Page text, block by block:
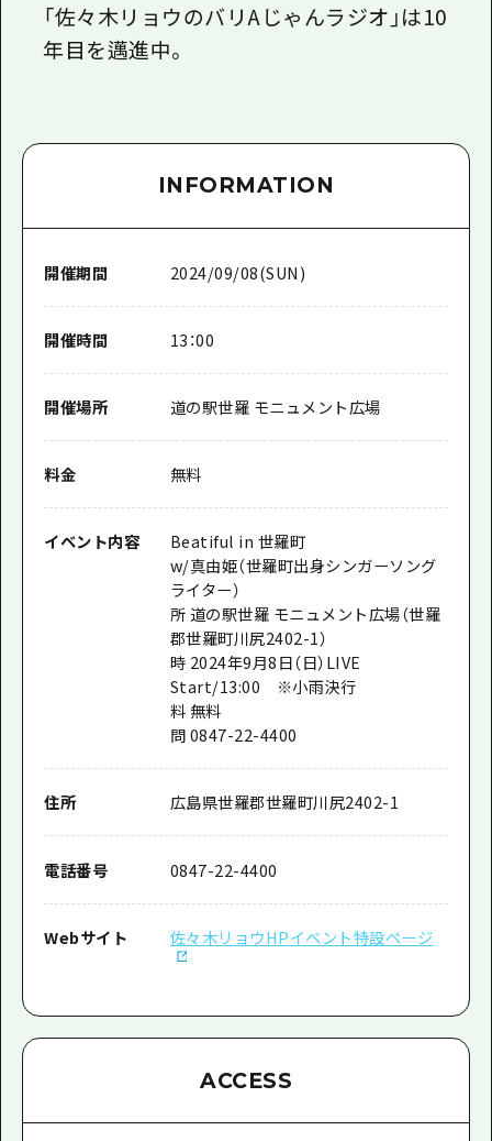
「佐々木リョウのバリAじゃんラジオ」は10
年目を邁進中。
INFORMATION
開催期間 2024/09/08(SUN)
開催時間 13：00
開催場所 道の駅世羅 モニュメント広場
料金 無料
イベント内容
Beatiful in 世羅町
w/真由姫（世羅町出身シンガーソング
ライター）
所 道の駅世羅 モニュメント広場（世羅
郡世羅町川尻2402-1）
時 2024年9月8日（日）LIVE
Start/13:00 ※小雨決行
料 無料
問 0847-22-4400
住所 広島県世羅郡世羅町川尻2402-1
電話番号 0847-22-4400
Webサイト 佐々木リョウHPイベント特設ページ
ACCESS